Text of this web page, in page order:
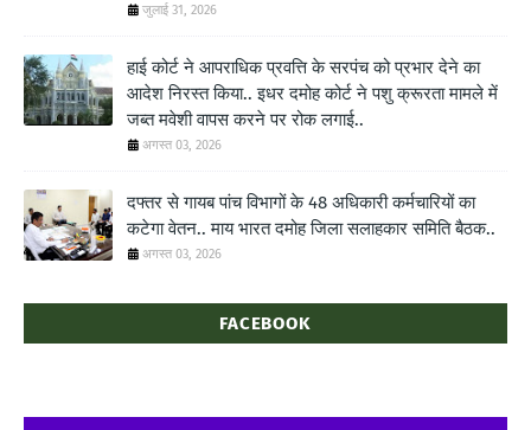
जुलाई 31, 2026
हाई कोर्ट ने आपराधिक प्रवत्ति के सरपंच को प्रभार देने का
आदेश निरस्त किया.. इधर दमोह कोर्ट ने पशु क्रूरता मामले में
जब्त मवेशी वापस करने पर रोक लगाई..
अगस्त 03, 2026
दफ्तर से गायब पांच विभागों के 48 अधिकारी कर्मचारियों का
कटेगा वेतन.. माय भारत दमोह जिला सलाहकार समिति बैठक..
अगस्त 03, 2026
FACEBOOK